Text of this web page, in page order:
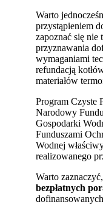
Warto
przystąpieniem
zapoznać się
przyznawania
wymaganiami
refundacją
materiałów
Program Czyste
Narodowy
Gospodarki
Funduszami
Wodnej
realizowanego
Warto
bezpłatnych